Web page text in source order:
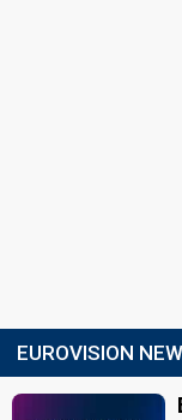
EUROVISION